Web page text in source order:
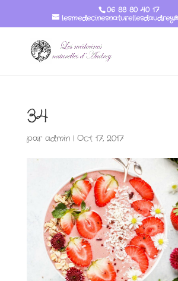
06 88 80 40 17
34
par admin| Oct 17, 2017